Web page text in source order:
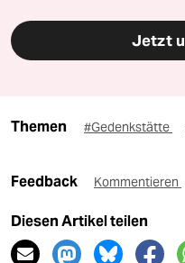
Jetzt
Themen #Gedenkstätte
Feedback Kommentieren
Diesen Artikel teilen